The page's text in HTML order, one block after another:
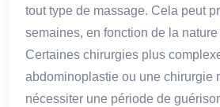
tout type de massage. Cela peut
semaines, en fonction de la nature
Certaines chirurgies plus
abdominoplastie ou une chirurgie
nécessiter une période de